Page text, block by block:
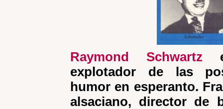
Raymond Schwartz
explotador de las
humor en esperanto.
alsaciano, director de